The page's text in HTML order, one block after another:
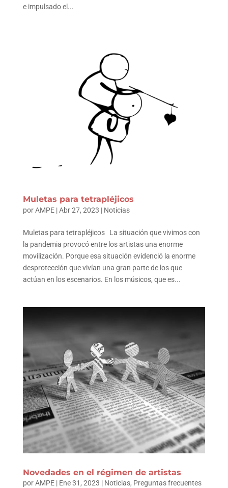
e impulsado el...
Muletas para tetrapléjicos
porAMPE|Abr 27, 2023 | Noticias
Muletas para tetrapléjicos La situación que vivimos con
la pandemia provocó entre los artistas una enorme
movilización. Porque esa situación evidenció la enorme
desprotección que vivían una gran parte de los que
actúan en los escenarios. En los músicos, que es...
Novedades en el régimen de artistas
porAMPE| Ene 31, 2023 | Noticias, Preguntas frecuentes